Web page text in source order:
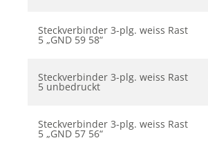
Steckverbinder 3-plg. weiss Rast
5 „GND 59 58“
Steckverbinder 3-plg. weiss Rast
5 unbedruckt
Steckverbinder 3-plg. weiss Rast
5 „GND 57 56“